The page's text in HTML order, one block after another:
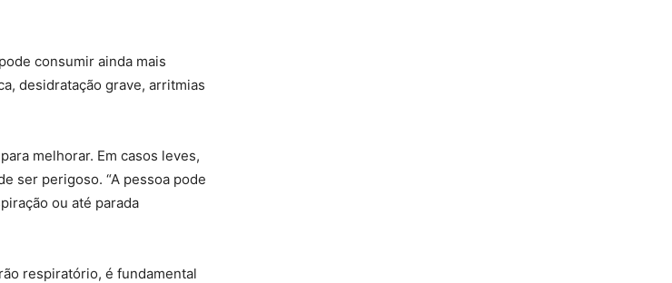
consumir ainda mais
desidratação grave, arritmias
melhorar. Em casos leves,
ser perigoso. “A pessoa pode
ou até parada
respiratório, é fundamental